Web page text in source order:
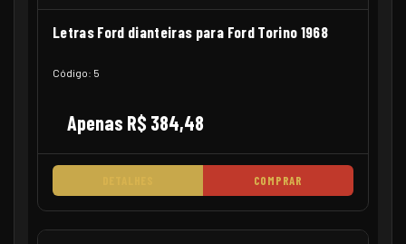
Letras Ford dianteiras para Ford Torino 1968
Código: 5
Apenas R$ 384,48
COMPRAR